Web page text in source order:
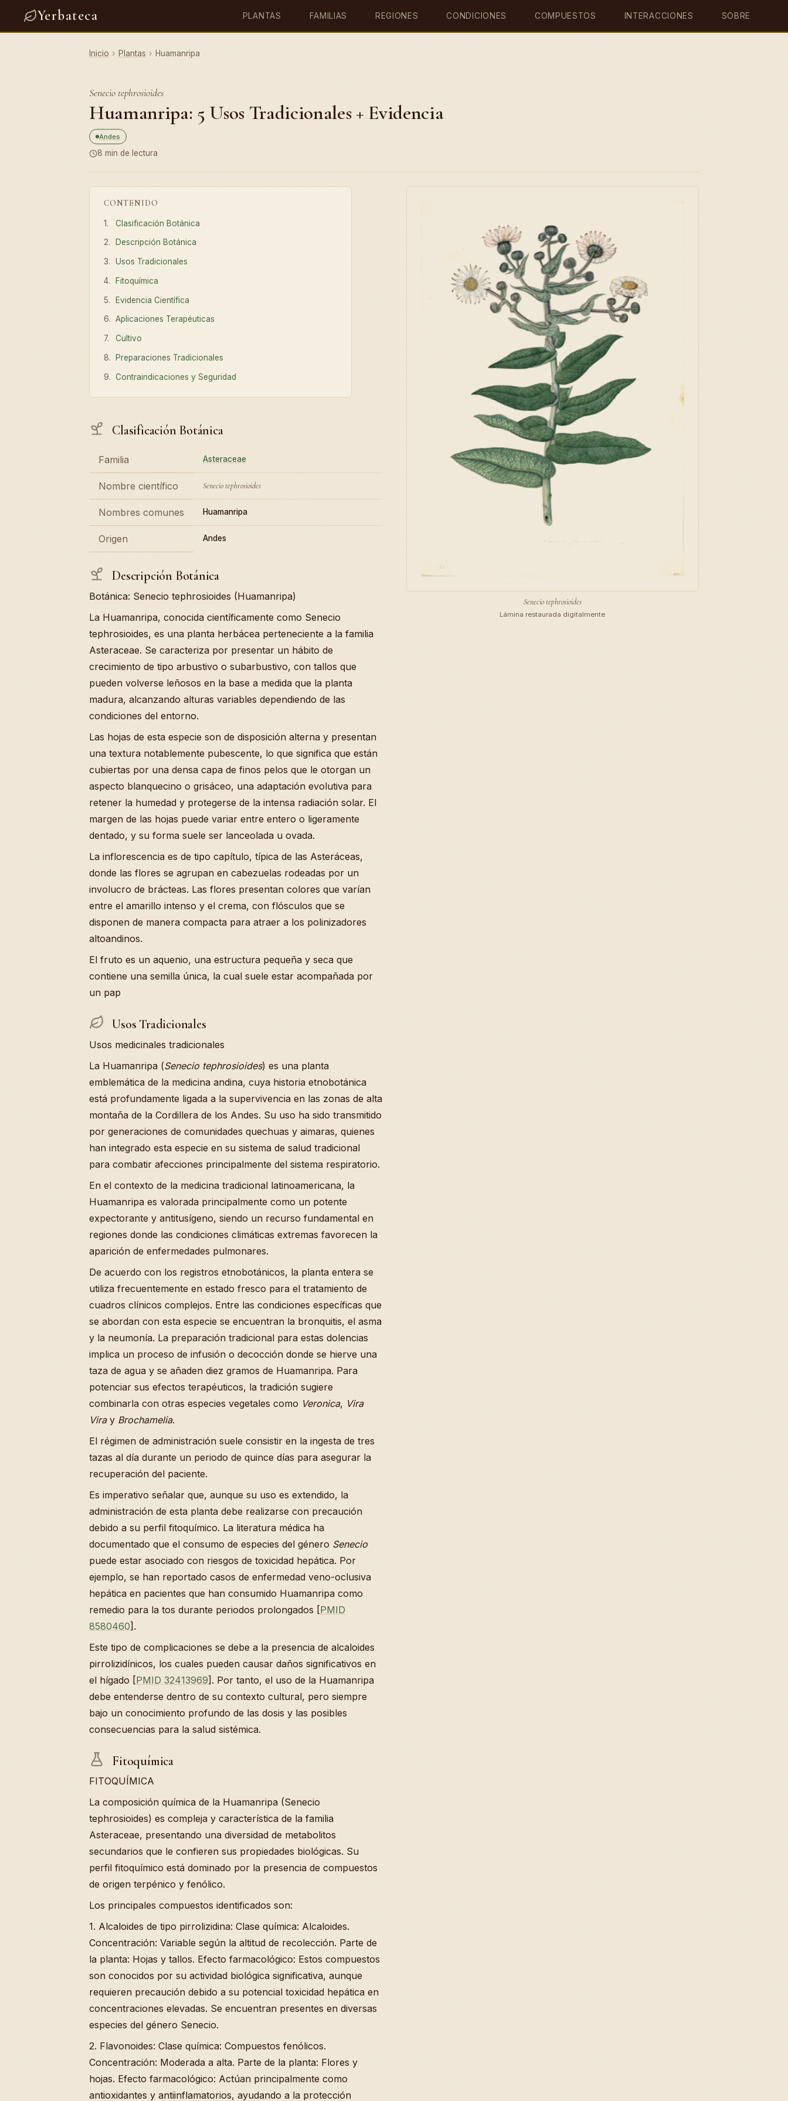
Yerbateca PLANTAS FAMILIAS REGIONES CONDICIONES COMPUESTOS INTERACCIONES SOBRE
Inicio › Plantas › Huamanripa
Senecio tephrosioides
Huamanripa: 5 Usos Tradicionales + Evidencia
Andes
8 min de lectura
CONTENIDO
Clasificación Botánica
Descripción Botánica
Usos Tradicionales
Fitoquímica
Evidencia Científica
Aplicaciones Terapéuticas
Cultivo
Preparaciones Tradicionales
Contraindicaciones y Seguridad
Clasificación Botánica
Familia Asteraceae
Nombre científico Senecio tephrosioides
Nombres comunes Huamanripa
Origen Andes
Descripción Botánica
Botánica: Senecio tephrosioides (Huamanripa)
La Huamanripa, conocida científicamente como Senecio
tephrosioides, es una planta herbácea perteneciente a la familia
Asteraceae. Se caracteriza por presentar un hábito de
crecimiento de tipo arbustivo o subarbustivo, con tallos que
pueden volverse leñosos en la base a medida que la planta
madura, alcanzando alturas variables dependiendo de las
condiciones del entorno.
Las hojas de esta especie son de disposición alterna y presentan
una textura notablemente pubescente, lo que significa que están
cubiertas por una densa capa de finos pelos que le otorgan un
aspecto blanquecino o grisáceo, una adaptación evolutiva para
retener la humedad y protegerse de la intensa radiación solar. El
margen de las hojas puede variar entre entero o ligeramente
dentado, y su forma suele ser lanceolada u ovada.
La inflorescencia es de tipo capítulo, típica de las Asteráceas,
donde las flores se agrupan en cabezuelas rodeadas por un
involucro de brácteas. Las flores presentan colores que varían
entre el amarillo intenso y el crema, con flósculos que se
disponen de manera compacta para atraer a los polinizadores
altoandinos.
El fruto es un aquenio, una estructura pequeña y seca que
contiene una semilla única, la cual suele estar acompañada por
un pap
Usos Tradicionales
Usos medicinales tradicionales
La Huamanripa (Senecio tephrosioides) es una planta
emblemática de la medicina andina, cuya historia etnobotánica
está profundamente ligada a la supervivencia en las zonas de alta
montaña de la Cordillera de los Andes. Su uso ha sido transmitido
por generaciones de comunidades quechuas y aimaras, quienes
han integrado esta especie en su sistema de salud tradicional
para combatir afecciones principalmente del sistema respiratorio.
En el contexto de la medicina tradicional latinoamericana, la
Huamanripa es valorada principalmente como un potente
expectorante y antitusígeno, siendo un recurso fundamental en
regiones donde las condiciones climáticas extremas favorecen la
aparición de enfermedades pulmonares.
De acuerdo con los registros etnobotánicos, la planta entera se
utiliza frecuentemente en estado fresco para el tratamiento de
cuadros clínicos complejos. Entre las condiciones específicas que
se abordan con esta especie se encuentran la bronquitis, el asma
y la neumonía. La preparación tradicional para estas dolencias
implica un proceso de infusión o decocción donde se hierve una
taza de agua y se añaden diez gramos de Huamanripa. Para
potenciar sus efectos terapéuticos, la tradición sugiere
combinarla con otras especies vegetales como Veronica, Vira
Viray Brochamelia.
El régimen de administración suele consistir en la ingesta de tres
tazas al día durante un periodo de quince días para asegurar la
recuperación del paciente.
Es imperativo señalar que, aunque su uso es extendido, la
administración de esta planta debe realizarse con precaución
debido a su perfil fitoquímico. La literatura médica ha
documentado que el consumo de especies del género Senecio
puede estar asociado con riesgos de toxicidad hepática. Por
ejemplo, se han reportado casos de enfermedad veno-oclusiva
hepática en pacientes que han consumido Huamanripa como
remedio para la tos durante periodos prolongados [PMID
8580460].
Este tipo de complicaciones se debe a la presencia de alcaloides
pirrolizidínicos, los cuales pueden causar daños significativos en
el hígado [PMID 32413969]. Por tanto, el uso de la Huamanripa
debe entenderse dentro de su contexto cultural, pero siempre
bajo un conocimiento profundo de las dosis y las posibles
consecuencias para la salud sistémica.
Fitoquímica
FITOQUÍMICA
La composición química de la Huamanripa (Senecio
tephrosioides) es compleja y característica de la familia
Asteraceae, presentando una diversidad de metabolitos
secundarios que le confieren sus propiedades biológicas. Su
perfil fitoquímico está dominado por la presencia de compuestos
de origen terpénico y fenólico.
Los principales compuestos identificados son:
1. Alcaloides de tipo pirrolizidina: Clase química: Alcaloides.
Concentración: Variable según la altitud de recolección. Parte de
la planta: Hojas y tallos. Efecto farmacológico: Estos compuestos
son conocidos por su actividad biológica significativa, aunque
requieren precaución debido a su potencial toxicidad hepática en
concentraciones elevadas. Se encuentran presentes en diversas
especies del género Senecio.
2. Flavonoides: Clase química: Compuestos fenólicos.
Concentración: Moderada a alta. Parte de la planta: Flores y
hojas. Efecto farmacológico: Actúan principalmente como
antioxidantes y antiinflamatorios, ayudando a la protección
Senecio tephrosioides
Lámina restaurada digitalmente